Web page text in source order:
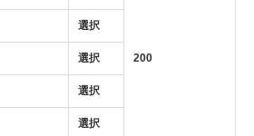
200
選択
選択
選択
選択